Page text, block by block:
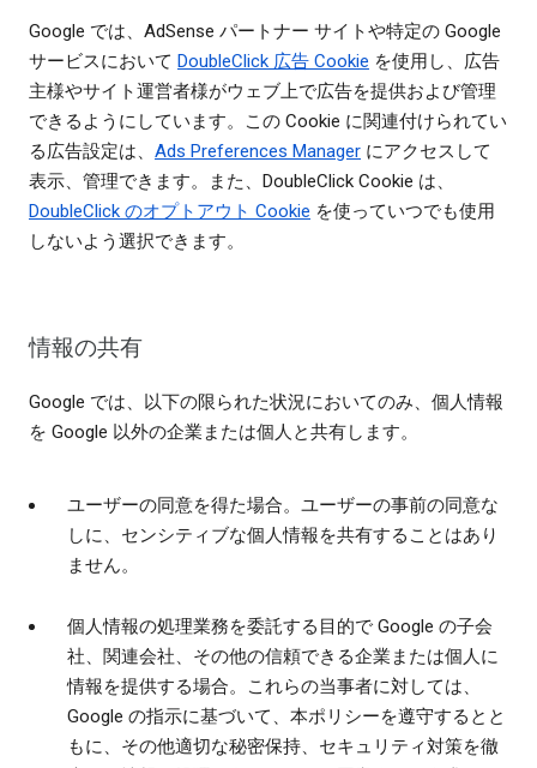
Google では、AdSense パートナー サイトや特定の Google
サービスにおいて DoubleClick 広告 Cookie を使用し、広告
主様やサイト運営者様がウェブ上で広告を提供および管理
できるようにしています。この Cookie に関連付けられてい
る広告設定は、 Ads Preferences Manager にアクセスして
表示、管理できます。また、DoubleClick Cookie は、
DoubleClick のオプトアウト Cookie を使っていつでも使用
しないよう選択できます。
情報の共有
Google では、以下の限られた状況においてのみ、個人情報
を Google 以外の企業または個人と共有します。
ユーザーの同意を得た場合。ユーザーの事前の同意な
しに、センシティブな個人情報を共有することはあり
ません。
個人情報の処理業務を委託する目的で Google の子会
社、関連会社、その他の信頼できる企業または個人に
情報を提供する場合。これらの当事者に対しては、
Google の指示に基づいて、本ポリシーを遵守するとと
もに、その他適切な秘密保持、セキュリティ対策を徹